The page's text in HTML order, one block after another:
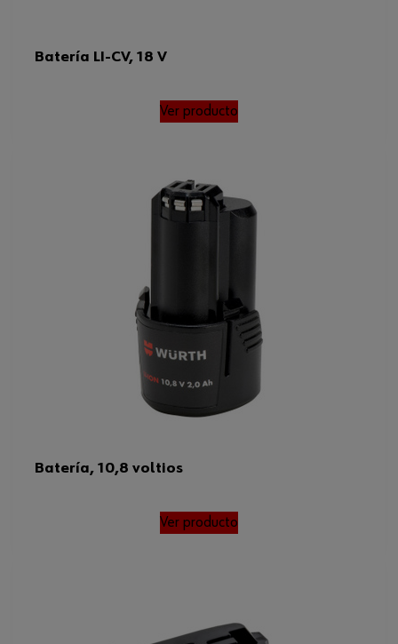
Batería LI-CV, 18 V
Ver producto
Batería, 10,8 voltios
Ver producto